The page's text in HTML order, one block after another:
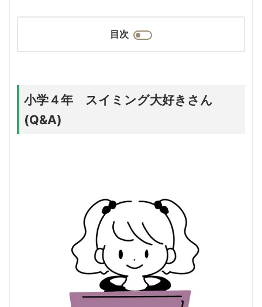
目次
小学４年 スイミング大好きさん
(Q&A)